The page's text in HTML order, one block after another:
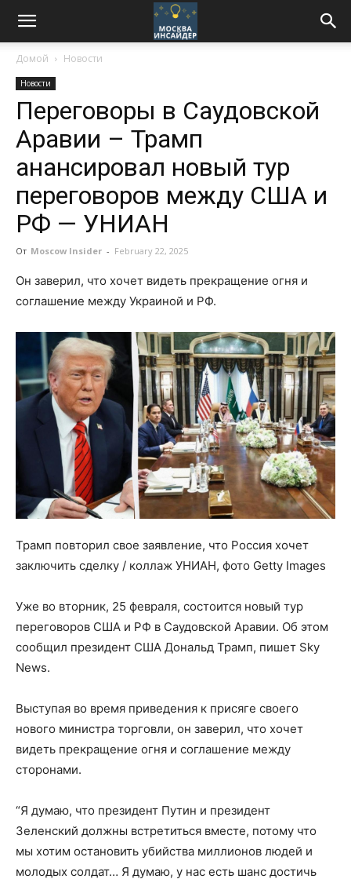
Домой Новости
Новости
Переговоры в Саудовской
Аравии – Трамп
анансировал новый тур
переговоров между США и
РФ — УНИАН
От Moscow Insider - February 22, 2025
Он заверил, что хочет видеть прекращение огня и
соглашение между Украиной и РФ.
Трамп повторил свое заявление, что Россия хочет
заключить сделку / коллаж УНИАН, фото Getty Images
Уже во вторник, 25 февраля, состоится новый тур
переговоров США и РФ в Саудовской Аравии. Об этом
сообщил президент США Дональд Трамп, пишет Sky
News.
Выступая во время приведения к присяге своего
нового министра торговли, он заверил, что хочет
видеть прекращение огня и соглашение между
сторонами.
“Я думаю, что президент Путин и президент
Зеленский должны встретиться вместе, потому что
мы хотим остановить убийства миллионов людей и
молодых солдат… Я думаю, у нас есть шанс достичь